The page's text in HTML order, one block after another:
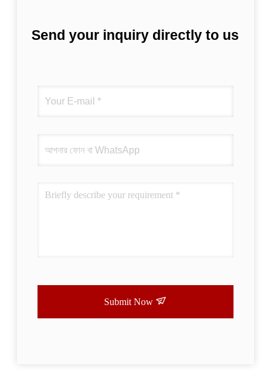
Send your inquiry directly to us
Submit Now